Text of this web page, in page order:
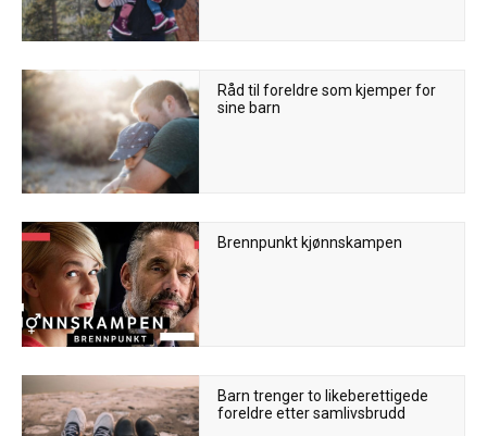
Råd til foreldre som kjemper for
sine barn
Brennpunkt kjønnskampen
Barn trenger to likeberettigede
foreldre etter samlivsbrudd